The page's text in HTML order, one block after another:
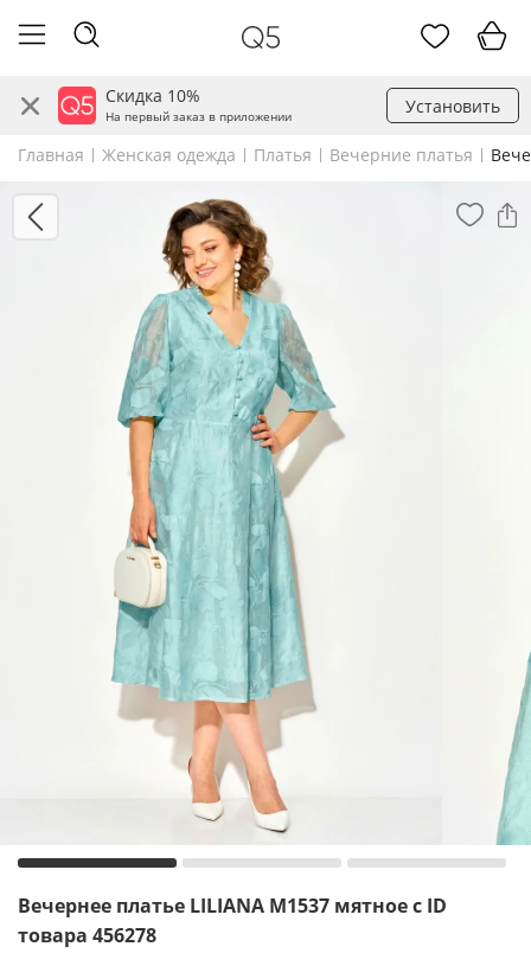
Скидка 10%
На первый заказ в приложении Установить
Главная Женская одежда Платья Вечерние платья
Вечернее платье LILIANA М1537 мятное с ID
товара 456278